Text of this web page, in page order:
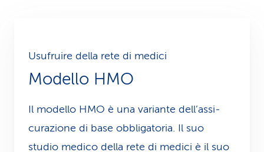
Usufruire della rete di medici
Modello HMO
Il modello HMO è una variante dell’­assi­
curazione di base obbligatoria. Il suo
studio medico della rete di me­di­ci è il suo